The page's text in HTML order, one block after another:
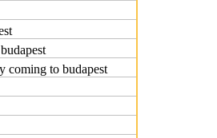
coming to budapest